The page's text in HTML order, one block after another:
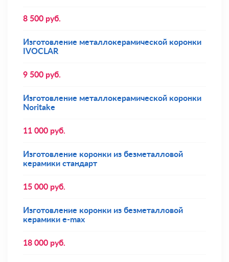
8 500 руб.
Изготовление металлокерамической коронки
IVOCLAR
9 500 руб.
Изготовление металлокерамической коронки
Noritake
11 000 руб.
Изготовление коронки из безметалловой
керамики стандарт
15 000 руб.
Изготовление коронки из безметалловой
керамики e-max
18 000 руб.